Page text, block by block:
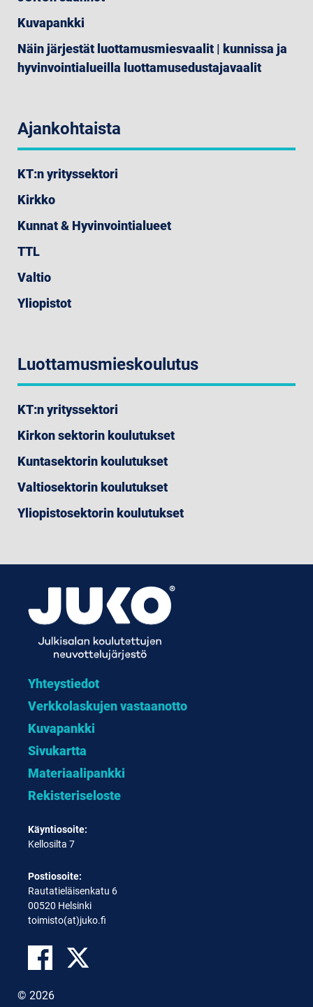
Kuvapankki
Näin järjestät luottamusmiesvaalit | kunnissa ja
hyvinvointialueilla luottamusedustajavaalit
Ajankohtaista
KT:n yrityssektori
Kirkko
Kunnat & Hyvinvointialueet
TTL
Valtio
Yliopistot
Luottamusmieskoulutus
KT:n yrityssektori
Kirkon sektorin koulutukset
Kuntasektorin koulutukset
Valtiosektorin koulutukset
Yliopistosektorin koulutukset
Yhteystiedot
Verkkolaskujen vastaanotto
Kuvapankki
Sivukartta
Materiaalipankki
Rekisteriseloste
Käyntiosoite:
Kellosilta 7
Postiosoite:
Rautatieläisenkatu 6
00520 Helsinki
toimisto(at)juko.fi
© 2026